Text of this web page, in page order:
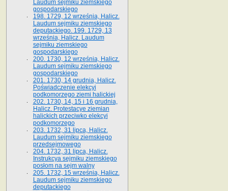
Laudum sejmiku ziemskiego
gospodarskiego
198. 1729, 12 września, Halicz.
Laudum sejmiku ziemskiego
deputackiego. 199. 1729, 13
września, Halicz. Laudum
sejmiku ziemskiego
gospodarskiego
200. 1730, 12 września, Halicz.
Laudum sejmiku ziemskiego
gospodarskiego
201. 1730, 14 grudnia, Halicz.
Poświadczenie elekcyi
podkomorzego ziemi halickiej
202. 1730, 14, 15 i 16 grudnia,
Halicz. Protestacye ziemian
halickich przeciwko elekcyi
podkomorzego
203. 1732, 31 lipca, Halicz.
Laudum sejmiku ziemskiego
przedsejmowego
204. 1732, 31 lipca, Halicz.
Instrukcya sejmiku ziemskiego
posłom na sejm walny
205. 1732, 15 września, Halicz.
Laudum sejmiku ziemskiego
deputackiego